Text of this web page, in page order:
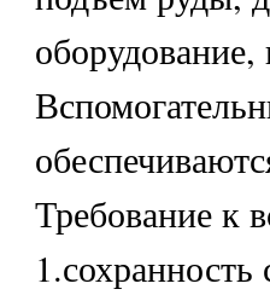
оборудование,
Требование к